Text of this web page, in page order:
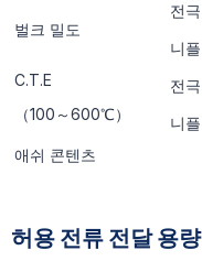
벌크 밀도
전극
니플
C.T.E
（100～600℃）
전극
니플
애쉬 콘텐츠
허용 전류 전달 용량